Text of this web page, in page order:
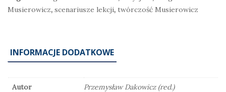
Musierowicz, scenariusze lekcji, twórczość Musierowicz
INFORMACJE DODATKOWE
Autor Przemysław Dakowicz (red.)